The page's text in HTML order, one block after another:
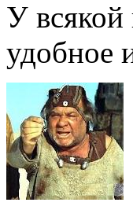
У всякой
удобное